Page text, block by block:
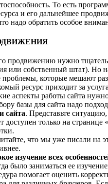
То есть
и его дальнейшее
надо обратить особое
продвижению нужно
или собственный штат). Но
проблемы, которые мешают
ресурс приходит за
аспекты работы сайта
базы для сайта надо
сайта. Представьте
доступен только на
что мы уже писали на
изучение всех
было заниматься ее
помогает оценить